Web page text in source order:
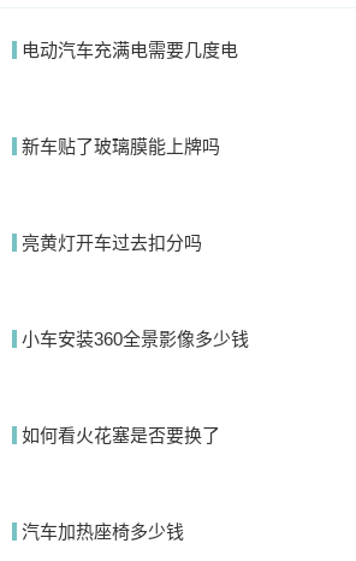
电动汽车充满电需要几度电
新车贴了玻璃膜能上牌吗
亮黄灯开车过去扣分吗
小车安装360全景影像多少钱
如何看火花塞是否要换了
汽车加热座椅多少钱